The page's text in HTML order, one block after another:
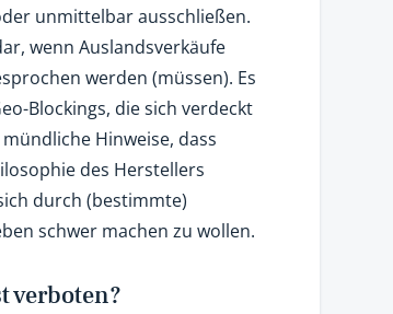
unmittelbar ausschließen.
wenn Auslandsverkäufe
werden (müssen). Es
Blockings, die sich verdeckt
Hinweise, dass
des Herstellers
durch (bestimmte)
schwer machen zu wollen.
verboten?